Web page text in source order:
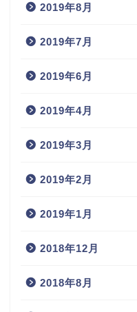
2019年8月
2019年7月
2019年6月
2019年4月
2019年3月
2019年2月
2019年1月
2018年12月
2018年8月